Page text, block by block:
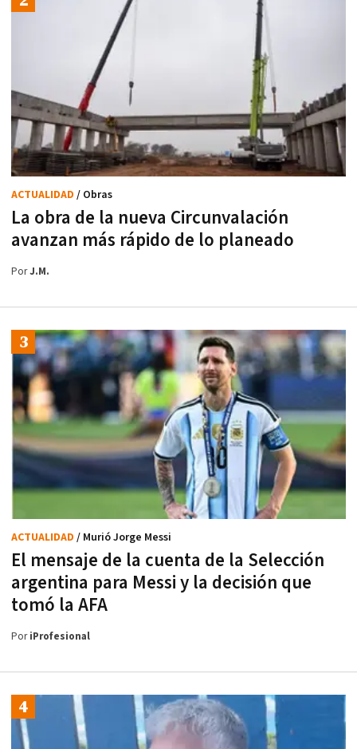
La obra de la nueva Circunvalación
avanzan más rápido de lo planeado
ACTUALIDAD / Obras
PorJ.M.
El mensaje de la cuenta de la Selección
argentina para Messi y la decisión que
tomó la AFA
ACTUALIDAD / Murió Jorge Messi
PoriProfesional